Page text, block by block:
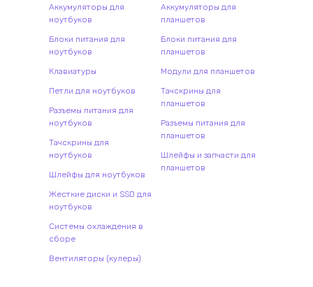
Аккумуляторы для
ноутбуков
Блоки питания для
ноутбуков
Клавиатуры
Петли для ноутбуков
Разъемы питания для
ноутбуков
Тачскрины для
ноутбуков
Шлейфы для ноутбуков
Жесткие диски и SSD для
ноутбуков
Системы охлаждения в
сборе
Вентиляторы (кулеры)
Аккумуляторы для
планшетов
Блоки питания для
планшетов
Модули для планшетов
Тачскрины для
планшетов
Разъемы питания для
планшетов
Шлейфы и запчасти для
планшетов